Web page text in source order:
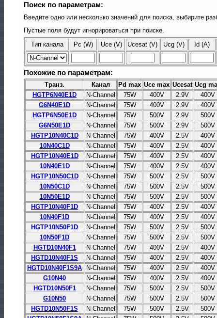
Поиск по параметрам:
Введите одно или несколько значений для поиска, выбирите
Пустые поля будут игнорироваться при поиске.
Тип канала Pc (W) Uce (V) Ucesat (V) Ucg (V) Id (A)
Похожие по параметрам:
Транз. Канал Pd max Uce max Ucesat Ucg
HGTP6N40E1D
N-Channel 75W 400V 2.9V
400V
G6N40E1D
N-Channel 75W 400V 2.9V
400V
HGTP6N50E1D
N-Channel 75W 500V 2.9V
500V
G6N50E1D
N-Channel 75W 500V 2.9V
500V
HGTP10N40C1D
N-Channel 75W 400V 2.5V
400V
10N40C1D
N-Channel 75W 400V 2.5V
400V
HGTP10N40E1D
N-Channel 75W 400V 2.5V
400V
10N40E1D
N-Channel 75W 400V 2.5V
400V
HGTP10N50C1D
N-Channel 75W 500V 2.5V
500V
10N50C1D
N-Channel 75W 500V 2.5V
500V
10N50E1D
N-Channel 75W 500V 2.5V
500V
HGTP10N40F1D
N-Channel 75W 400V 2.5V
400V
10N40F1D
N-Channel 75W 400V 2.5V
400V
HGTP10N50F1D
N-Channel 75W 500V 2.5V
500V
10N50F1D
N-Channel 75W 500V 2.5V
500V
HGTD10N40F1
N-Channel 75W 400V 2.5V
400V
HGTD10N40F1S
N-Channel 75W 400V 2.5V
400V
HGTD10N40F1S9A
N-Channel 75W 400V 2.5V
400V
G10N40
N-Channel 75W 400V 2.5V
400V
HGTD10N50F1
N-Channel 75W 500V 2.5V
500V
G10N50
N-Channel 75W 500V 2.5V
500V
HGTD10N50F1S
N-Channel 75W 500V 2.5V
500V